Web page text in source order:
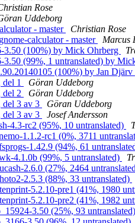
Rose
Uddeborg
- master
Christian Rose
calculator - master
Marcus
3.50 (100%) by Mick Ohrberg
3.50 (99%, 1 untranslated) by
(100%) by Jan Djärv
del 1
Göran Uddeborg
del 2
Göran Uddeborg
del 3 av 3
Göran Uddeborg
del 3 av 3
Josef Andersson
4.3-rc2 (95%, 10 untranslated)
1.1.2-rc1 (0%, 3711
1.42.9 (94%, 61
4.1.0b (99%, 5 untranslated)
2.6.0 (27%, 2464
2.5.3 (88%, 33 untranslated)
5.2.10-pre1 (41%, 1980
5.2.10-pre2 (41%, 1982
3.50 (25%, 93 untranslated)